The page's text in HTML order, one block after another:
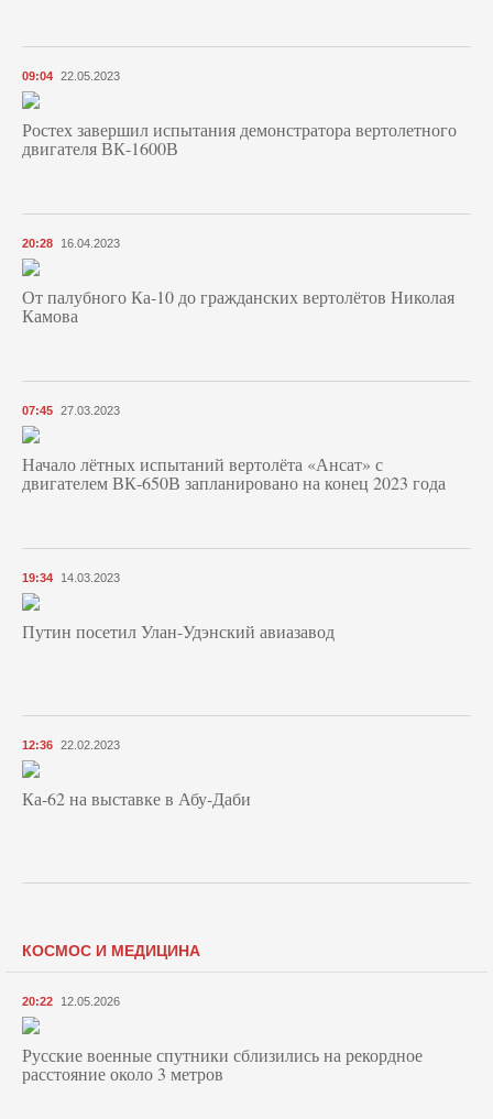
09:04 22.05.2023
Ростех завершил испытания демонстратора вертолетного
двигателя ВК-1600В
20:28 16.04.2023
От палубного Ка-10 до гражданских вертолётов Николая
Камова
07:45 27.03.2023
Начало лётных испытаний вертолёта «Ансат» с
двигателем ВК-650В запланировано на конец 2023 года
19:34 14.03.2023
Путин посетил Улан-Удэнский авиазавод
12:36 22.02.2023
Ка-62 на выставке в Абу-Даби
КОСМОС И МЕДИЦИНА
20:22 12.05.2026
Русские военные спутники сблизились на рекордное
расстояние около 3 метров